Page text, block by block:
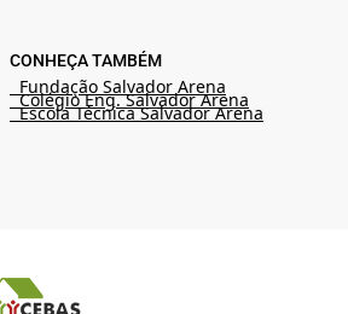
CONHEÇA TAMBÉM
Fundação Salvador Arena
Colégio Eng. Salvador Arena
Escola Técnica Salvador Arena